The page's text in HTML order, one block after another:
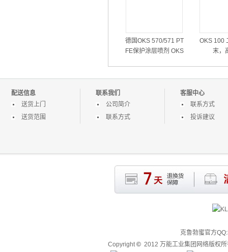
德国OKS 570/571 PT
FE保护涂层喷剂 OKS
OKS 100
末，
配送信息
送货上门
送货范围
联系我们
公司简介
联系方式
客服中心
联系方式
投诉建议
克鲁勃蜜官方
Copyright© 2012 万能工业集团网络版权